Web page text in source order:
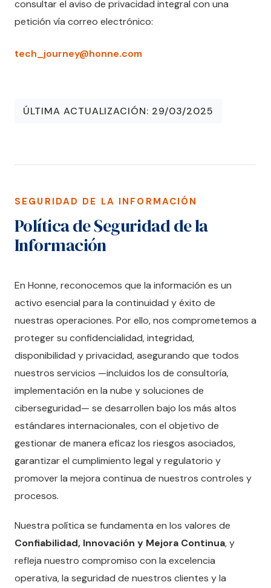
consultar el aviso de privacidad integral con una
petición vía correo electrónico:
tech_journey@honne.com
ÚLTIMA ACTUALIZACIÓN: 29/03/2025
SEGURIDAD DE LA INFORMACIÓN
Política de Seguridad de la
Información
En Honne, reconocemos que la información es un
activo esencial para la continuidad y éxito de
nuestras operaciones. Por ello, nos comprometemos a
proteger su confidencialidad, integridad,
disponibilidad y privacidad, asegurando que todos
nuestros servicios —incluidos los de consultoría,
implementación en la nube y soluciones de
ciberseguridad— se desarrollen bajo los más altos
estándares internacionales, con el objetivo de
gestionar de manera eficaz los riesgos asociados,
garantizar el cumplimiento legal y regulatorio y
promover la mejora continua de nuestros controles y
procesos.
Nuestra política se fundamenta en los valores de
Confiabilidad, Innovación y Mejora Continua, y
refleja nuestro compromiso con la excelencia
operativa, la seguridad de nuestros clientes y la